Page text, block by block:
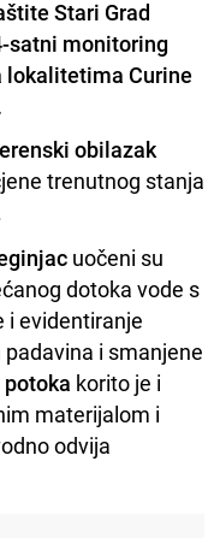
Stari Grad
satni monitoring
lokalitetima Curine
obilazak
trenutnog stanja
uočeni su
dotoka vode s
i evidentiranje
i smanjene
korito je i
materijalom i
odvija